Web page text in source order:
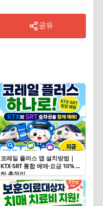
공유
코레일 플러스 앱 설치방법｜
KTX·SRT 통합 예매·요금 10% 인
하 총정리